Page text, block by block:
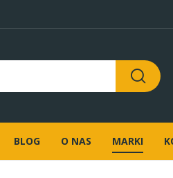
BLOG O NAS MARKI